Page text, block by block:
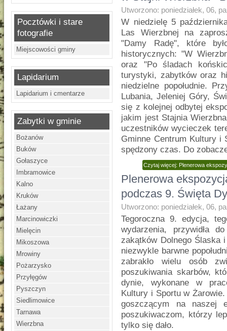
Pocztówki i stare
fotografie
Miejscowości gminy
Lapidarium
Lapidarium i cmentarze
Zabytki w gminie
Bożanów
Buków
Gołaszyce
Imbramowice
Kalno
Kruków
Łażany
Marcinowiczki
Mielęcin
Mikoszowa
Mrowiny
Pożarzysko
Przyłęgów
Pyszczyn
Siedlimowice
Tarnawa
Wierzbna
Utworzono: poniedziałek, 06,
W niedzielę 5
Las Wierzbnej na
"Damy Radę", które
historycznych: "W
oraz "Po śladach
turystyki, zabytków oraz
niedzielne popołudnie.
Lubania, Jeleniej Góry,
się z kolejnej odbytej
jakim jest Stajnia
uczestników wycieczek
Gminne Centrum Kultury i
spędzony czas. Do
Czytaj więcej: Plenerowa
Plenerowa
podczas 9. Święta
Utworzono: poniedziałek, 06,
Tegoroczna 9. edycja,
wydarzenia, przywidła
zakątków Dolnego Ślaska
niezwykle barwne
zabrakło wielu osób
poszukiwania skarbów,
dynie, wykonane w
Kultury i Sportu w
goszczącym na naszej
poszukiwaczom, którzy
tylko się dało.